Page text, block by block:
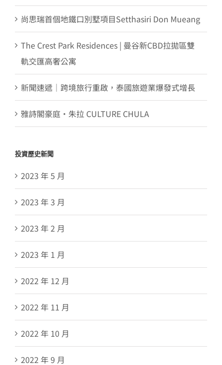
尚思瑞首個地鐵口別墅項目Setthasiri Don Mueang
The Crest Park Residences | 曼谷新CBD拉拋區雙
軌交匯高奢公寓
新聞速遞｜跨境旅行重啟，泰國旅遊業爆發式增長
雅詩閣豪庭・朱拉 CULTURE CHULA
投資歷史新聞
2023 年 5 月
2023 年 3 月
2023 年 2 月
2023 年 1 月
2022 年 12 月
2022 年 11 月
2022 年 10 月
2022 年 9 月